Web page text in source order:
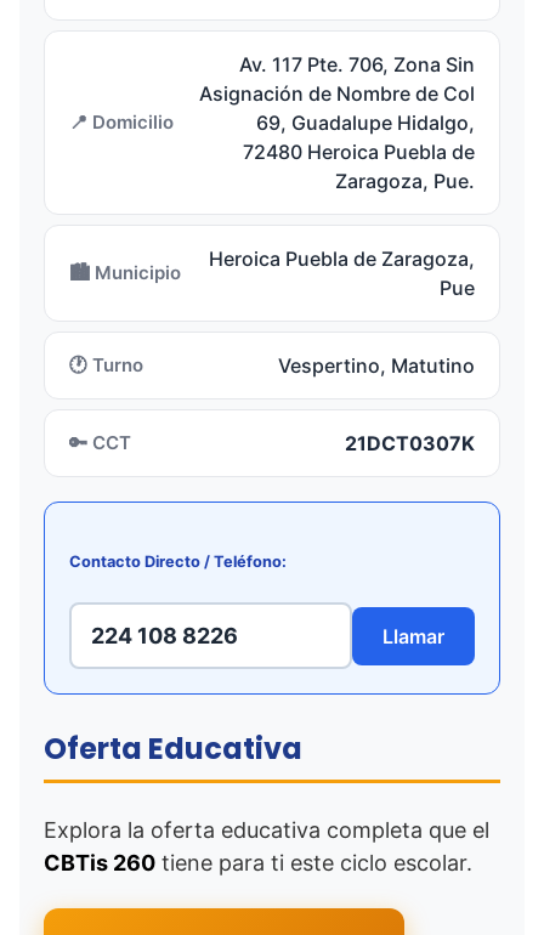
📍 Domicilio
Av. 117 Pte. 706, Zona Sin
Asignación de Nombre de Col
69, Guadalupe Hidalgo,
72480 Heroica Puebla de
Zaragoza, Pue.
🏙️ Municipio
Heroica Puebla de Zaragoza,
Pue
🕐 Turno Vespertino, Matutino
🔑 CCT 21DCT0307K
Contacto Directo / Teléfono:
224 108 8226 Llamar
Oferta Educativa
Explora la oferta educativa completa que el
CBTis 260 tiene para ti este ciclo escolar.